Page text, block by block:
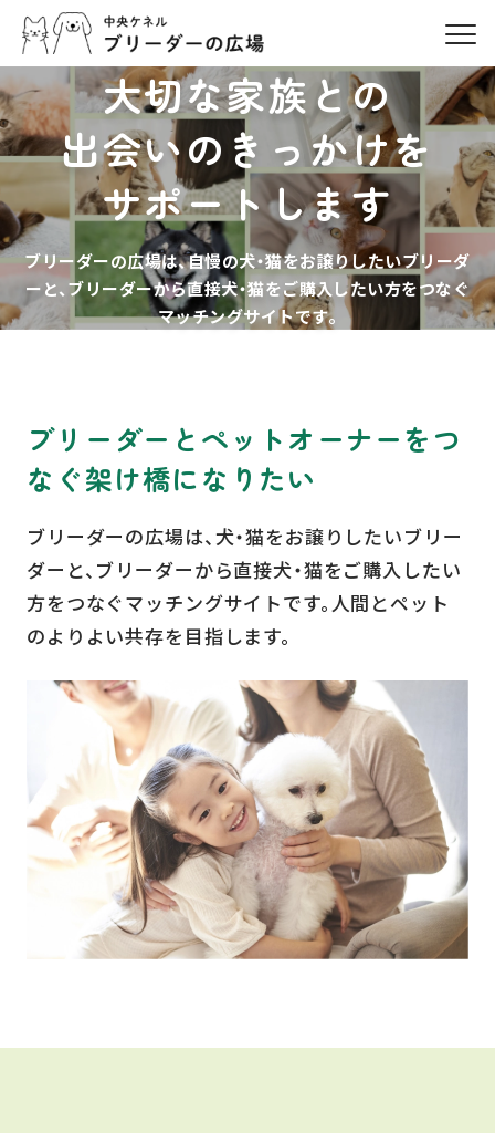
大切な家族との
出会いのきっかけを
サポートします
ブリーダーの広場は、自慢の犬・猫をお譲りしたいブリーダ
ーと、ブリーダーから直接犬・猫をご購入したい方をつなぐ
マッチングサイトです。
ブリーダーとペットオーナーをつ
なぐ架け橋になりたい
ブリーダーの広場は、犬・猫をお譲りしたいブリー
ダーと、 ブリーダーから直接犬・猫をご購入したい
方をつなぐマッチングサイトです。人間とペット
のよりよい共存を目指します。